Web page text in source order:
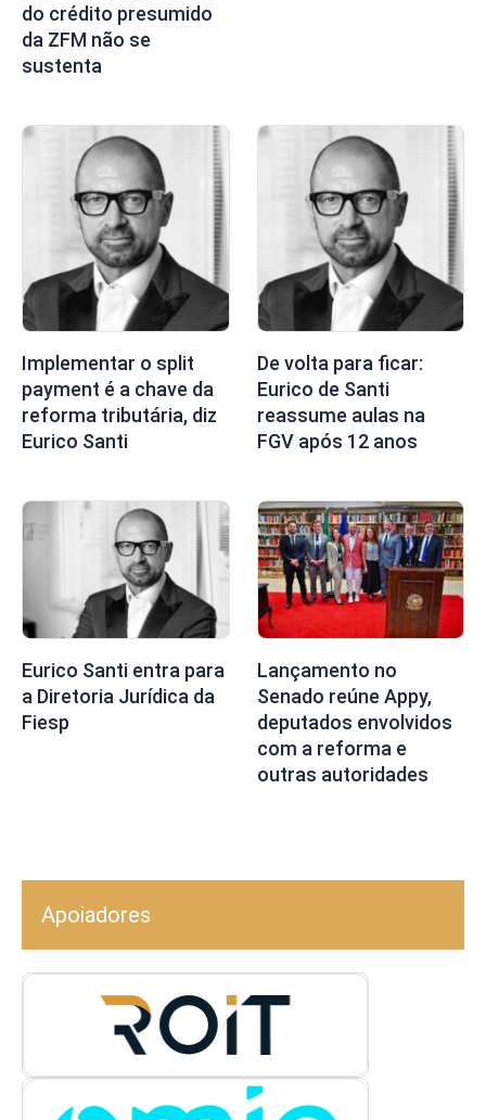
do crédito presumido
da ZFM não se
sustenta
Implementar o split
payment é a chave da
reforma tributária, diz
Eurico Santi
De volta para ficar:
Eurico de Santi
reassume aulas na
FGV após 12 anos
Eurico Santi entra para
a Diretoria Jurídica da
Fiesp
Lançamento no
Senado reúne Appy,
deputados envolvidos
com a reforma e
outras autoridades
Apoiadores